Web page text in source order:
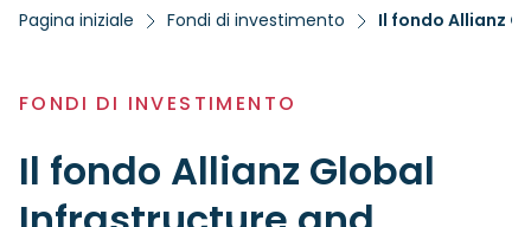
Pagina iniziale Fondi di investimento
FONDI DI INVESTIMENTO
Il fondo Allianz Global